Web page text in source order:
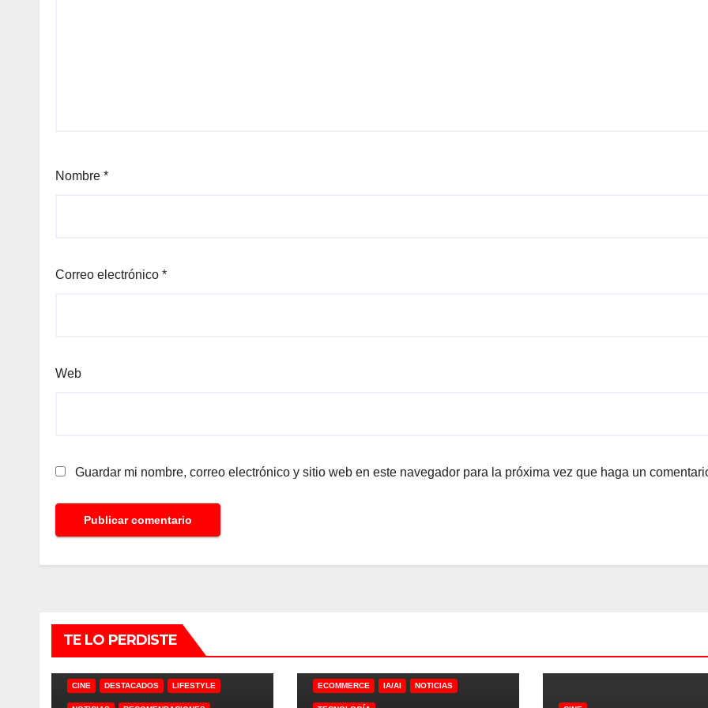
Nombre *
Correo electrónico *
Web
Guardar mi nombre, correo electrónico y sitio web en este navegador para la próxima vez que haga un
TE LO PERDISTE
CINE DESTACADOS LIFESTYLE ECOMMERCE IA/AI NOTICIAS